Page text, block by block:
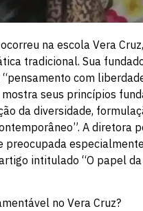
na escola Vera
tradicional. Sua
com
seus princípios
da diversidade,
A diretora
intitulado “O papel
no Vera Cruz?